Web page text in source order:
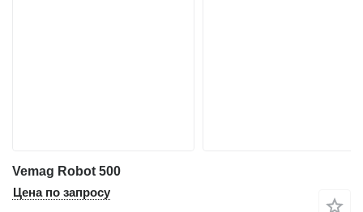
Vemag Robot 500
Цена по запросу